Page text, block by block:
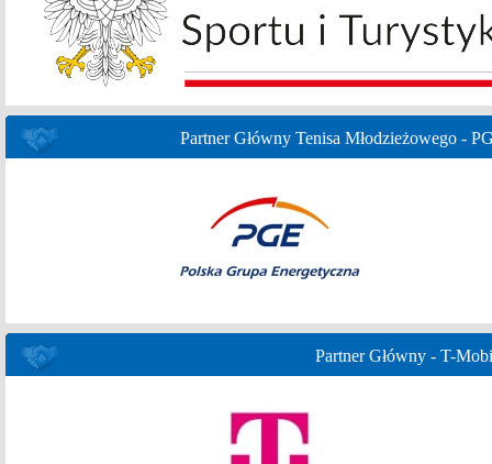
Partner Główny Tenisa Młodzieżowego -
Partner Główny - T-